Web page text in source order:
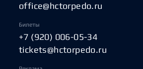
office@hctorpedo.ru
Билеты
+7 (920) 006-05-34
tickets@hctorpedo.ru